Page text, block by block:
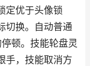
定优于头像锁
切换。自动普通
顿。技能轮盘灵
手，技能取消方